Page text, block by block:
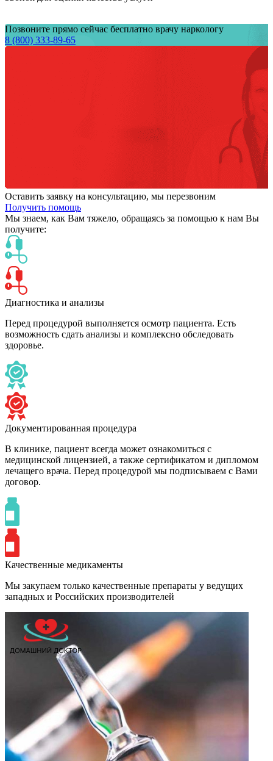
Позвоните прямо сейчас бесплатно врачу наркологу
8 (800) 333-89-65
Оставить заявку на консультацию, мы перезвоним
Получить помощь
Мы знаем, как Вам тяжело, обращаясь за помощью к нам Вы
получите:
Диагностика и анализы
Перед процедурой выполняется осмотр пациента. Есть
возможность сдать анализы и комплексно обследовать
здоровье.
Документированная процедура
В клинике, пациент всегда может ознакомиться с
медицинской лицензией, а также сертификатом и дипломом
лечащего врача. Перед процедурой мы подписываем с Вами
договор.
Качественные медикаменты
Мы закупаем только качественные препараты у ведущих
западных и Российских производителей